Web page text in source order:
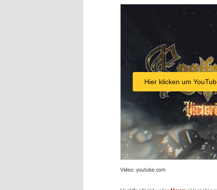
Hier klicken um
Video: youtube.com